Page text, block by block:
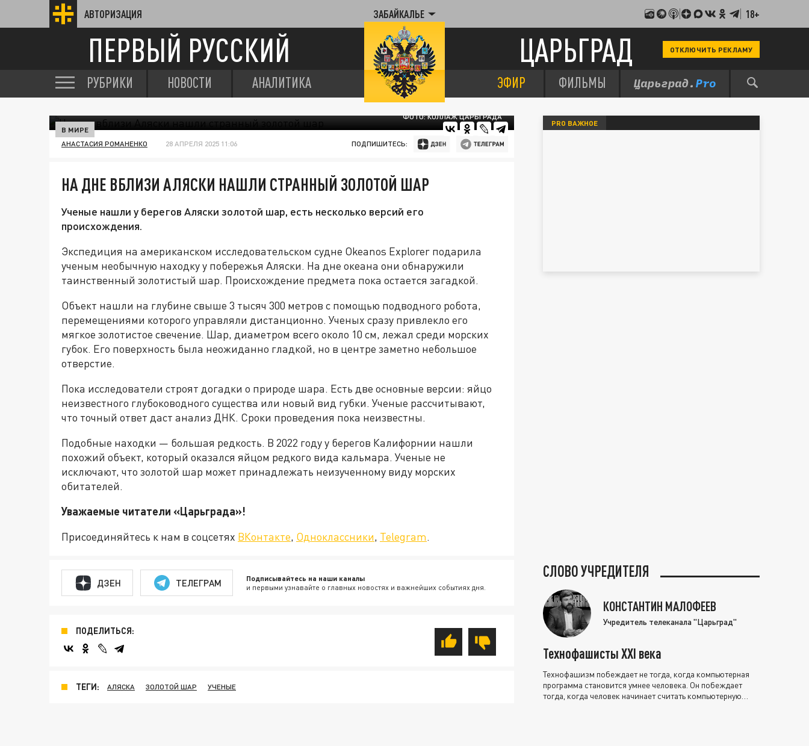
АВТОРИЗАЦИЯ ЗАБАЙКАЛЬЕ 18+
ПЕРВЫЙ РУССКИЙ ЦАРЬГРАД ОТКЛЮЧИТЬ РЕКЛАМУ
РУБРИКИ НОВОСТИ АНАЛИТИКА ЭФИР ФИЛЬМЫ
ФОТО: КОЛЛАЖ ЦАРЬГРАДА
В МИРЕ
АНАСТАСИЯ РОМАНЕНКО 28 АПРЕЛЯ 2025 11:06 ПОДПИШИТЕСЬ:
НА ДНЕ ВБЛИЗИ АЛЯСКИ НАШЛИ СТРАННЫЙ ЗОЛОТОЙ ШАР
Ученые нашли у берегов Аляски золотой шар, есть несколько версий его
происхождения.
Экспедиция на американском исследовательском судне Okeanos Explorer подарила
ученым необычную находку у побережья Аляски. На дне океана они обнаружили
таинственный золотистый шар. Происхождение предмета пока остается загадкой.
Объект нашли на глубине свыше 3 тысяч 300 метров с помощью подводного робота,
перемещениями которого управляли дистанционно. Ученых сразу привлекло его
мягкое золотистое свечение. Шар, диаметром всего около 10 см, лежал среди морских
губок. Его поверхность была неожиданно гладкой, но в центре заметно небольшое
отверстие.
Пока исследователи строят догадки о природе шара. Есть две основные версии: яйцо
неизвестного глубоководного существа или новый вид губки. Ученые рассчитывают,
что точный ответ даст анализ ДНК. Сроки проведения пока неизвестны.
Подобные находки — большая редкость. В 2022 году у берегов Калифорнии нашли
похожий объект, который оказался яйцом редкого вида кальмара. Ученые не
исключают, что золотой шар может принадлежать неизученному виду морских
обитателей.
Уважаемые читатели «Царьграда»!
Присоединяйтесь к нам в соцсетях ВКонтакте, Одноклассники, Telegram.
ДЗЕН ТЕЛЕГРАМ Подписывайтесь на наши каналы
и первыми узнавайте о главных новостях и важнейших событиях дня.
ПОДЕЛИТЬСЯ:
ТЕГИ: АЛЯСКА ЗОЛОТОЙ ШАР УЧЕНЫЕ
PRO ВАЖНОЕ
СЛОВО УЧРЕДИТЕЛЯ
КОНСТАНТИН МАЛОФЕЕВ
Учредитель телеканала "Царьград"
Технофашисты XXI века
Технофашизм побеждает не тогда, когда компьютерная
программа становится умнее человека. Он побеждает
тогда, когда человек начинает считать компьютерную